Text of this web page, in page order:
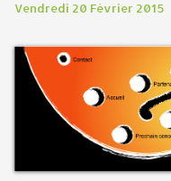
Vendredi 20 Février 2015